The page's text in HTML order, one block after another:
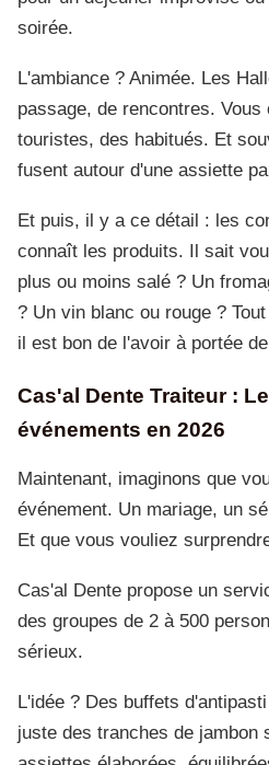
soirée.
L'ambiance ? Animée. Les
passage, de rencontres.
touristes, des habitués. Et
fusent autour d'une assiette
Et puis, il y a ce détail : les
connaît les produits. Il sait
plus ou moins salé ? Un
? Un vin blanc ou rouge ?
il est bon de l'avoir à portée
Cas'al Dente Traiteur :
événements en 2026
Maintenant, imaginons que
événement. Un mariage, un
Et que vous vouliez
Cas'al Dente propose un
des groupes de 2 à 500
sérieux.
L'idée ? Des buffets
juste des tranches de jambon